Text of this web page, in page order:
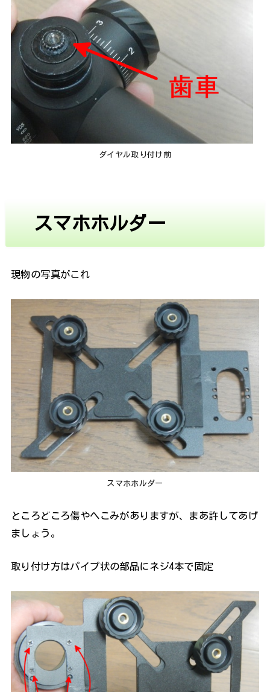
ダイヤル取り付け前
スマホホルダー
現物の写真がこれ
スマホホルダー
ところどころ傷やへこみがありますが、まあ許してあげ
ましょう。
取り付け方はパイプ状の部品にネジ4本で固定